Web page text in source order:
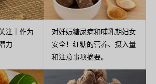
注｜作为
力
对妊娠糖尿病和哺乳期妇女
安全！红糖的营养、摄入量
和注意事项摘要。